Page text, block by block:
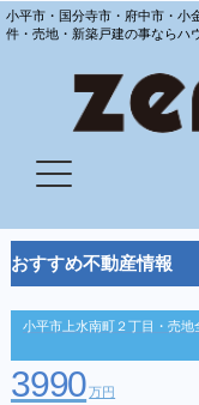
小平市・国分寺市・府中市・小
件・売地・新築戸建の事ならハ
おすすめ不動産情報
小平市上水南町２丁目・売地
3990万円